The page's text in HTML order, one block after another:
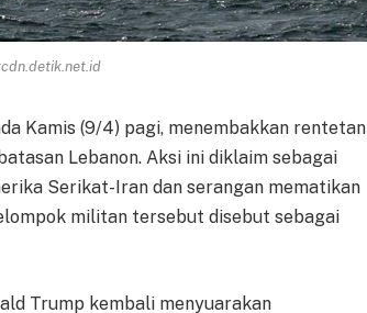
Kamis (9/4) pagi, menembakkan rentetan
Lebanon. Aksi ini diklaim sebagai
Serikat-Iran dan serangan mematikan
militan tersebut disebut sebagai
Trump kembali menyuarakan